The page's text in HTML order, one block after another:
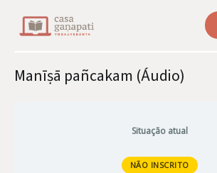
Manīṣā pañcakam (Áudio)
Situação atual
NÃO INSCRITO